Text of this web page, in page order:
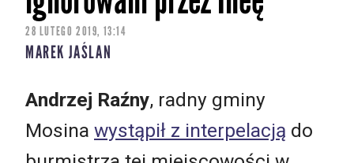
28 LUTEGO 2019, 13:14
MAREK JAŚLAN
Andrzej Raźny, radny gminy
Mosina wystąpił z interpelacją do